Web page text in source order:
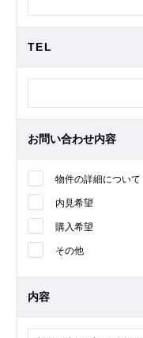
TEL
お問い合わせ内容
物件の詳細について
内見希望
購入希望
その他
内容